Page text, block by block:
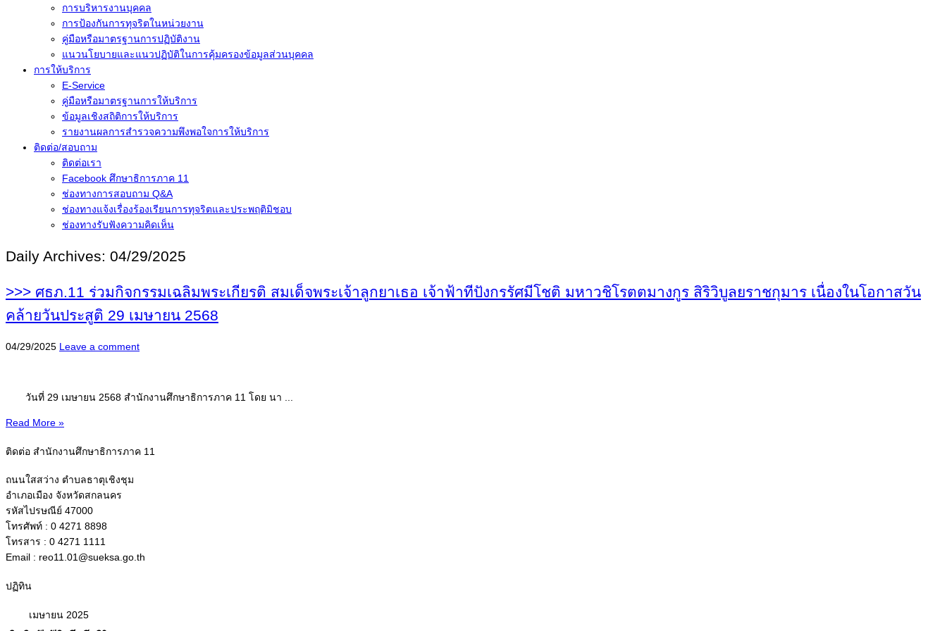
การบริหารงานบุคคล
การป้องกันการทุจริตในหน่วยงาน
คู่มือหรือมาตรฐานการปฏิบัติงาน
แนวนโยบายและแนวปฏิบัติในการคุ้มครองข้อมูลส่วนบุคคล
การให้บริการ
E-Service
คู่มือหรือมาตรฐานการให้บริการ
ข้อมูลเชิงสถิติการให้บริการ
รายงานผลการสำรวจความพึงพอใจการให้บริการ
ติดต่อ/สอบถาม
ติดต่อเรา
Facebook ศึกษาธิการภาค 11
ช่องทางการสอบถาม Q&A
ช่องทางแจ้งเรื่องร้องเรียนการทุจริตและประพฤติมิชอบ
ช่องทางรับฟังความคิดเห็น
Daily Archives: 04/29/2025
>>> ศธภ.11 ร่วมกิจกรรมเฉลิมพระเกียรติ สมเด็จพระเจ้าลูกยาเธอ เจ้าฟ้าทีปังกรรัศมีโชติ มหาวชิโรตตมางกูร สิริวิบูลยราชกุมาร เนื่องในโอกาสวัน
คล้ายวันประสูติ 29 เมษายน 2568
04/29/2025 Leave a comment
วันที่ 29 เมษายน 2568 สำนักงานศึกษาธิการภาค 11 โดย นา ...
Read More »
ติดต่อ สำนักงานศึกษาธิการภาค 11
ถนนใสสว่าง ตำบลธาตุเชิงชุม
อำเภอเมือง จังหวัดสกลนคร
รหัสไปรษณีย์ 47000
โทรศัพท์ : 0 4271 8898
โทรสาร : 0 4271 1111
Email : reo11.01@sueksa.go.th
ปฏิทิน
เมษายน 2025